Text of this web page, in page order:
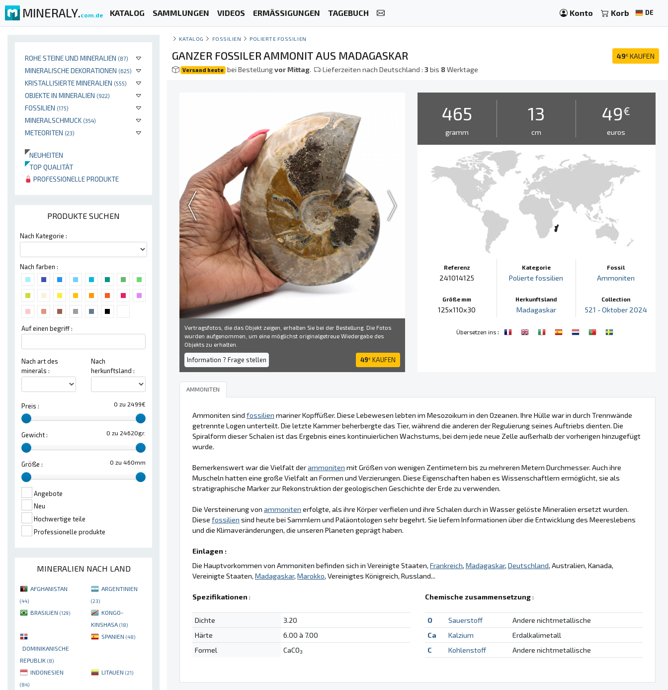
MINERALY.com.de KATALOG SAMMLUNGEN VIDEOS ERMÄSSIGUNGEN TAGEBUCH Konto Korb DE
ROHE STEINE UND MINERALIEN (87)
MINERALISCHE DEKORATIONEN (625)
KRISTALLISIERTE MINERALIEN (555)
OBJEKTE IN MINERALIEN (922)
FOSSILIEN (175)
MINERALSCHMUCK (354)
METEORITEN (23)
NEUHEITEN
TOP QUALITÄT
PROFESSIONELLE PRODUKTE
PRODUKTE SUCHEN
Nach Kategorie :
Nach farben :
Auf einen begriff :
Nach art des
minerals :
Nach
herkunftsland :
0 zu 2499€
Preis :
0 zu 24620gr.
Gewicht :
0 zu 460mm
Größe :
Angebote
Neu
Hochwertige teile
Professionelle produkte
MINERALIEN NACH LAND
AFGHANISTAN
(44)
ARGENTINIEN
(23)
BRASILIEN (129)
KONGO-
KINSHASA (18)
DOMINIKANISCHE
REPUBLIK (8)
SPANIEN (48)
INDONESIEN
(84)
LITAUEN (21)
KATALOG FOSSILIEN POLIERTE FOSSILIEN
49€ KAUFEN
GANZER FOSSILER AMMONIT AUS MADAGASKAR
Versand heute bei Bestellungvor Mittag. Lieferzeiten nach Deutschland :3bis 8Werktage
Vertragsfotos, die das Objekt zeigen, erhalten Sie bei der Bestellung. Die Fotos
wurden aufgenommen, um eine möglichst originalgetreue Wiedergabe des
Objekts zu erhalten.
Information ? Frage stellen 49€ KAUFEN
465
gramm
13
cm
49€
euros
Referenz
241014125
Größe mm
125x110x30
Kategorie
Polierte fossilien
Herkunftsland
Madagaskar
Fossil
Ammoniten
Collection
521 - Oktober 2024
Übersetzen ins :
AMMONITEN
Ammoniten sind fossilien mariner Kopffüßer. Diese Lebewesen lebten im Mesozoikum in den Ozeanen. Ihre Hülle war in durch Trennwände
getrennte Logen unterteilt. Die letzte Kammer beherbergte das Tier, während die anderen der Regulierung seines Auftriebs dienten. Die
Spiralform dieser Schalen ist das Ergebnis eines kontinuierlichen Wachstums, bei dem jede neue Zelle außerhalb der vorherigen hinzugefügt
wurde.
Bemerkenswert war die Vielfalt derammoniten mit Größen von wenigen Zentimetern bis zu mehreren Metern Durchmesser. Auch ihre
Muscheln hatten eine große Vielfalt an Formen und Verzierungen. Diese Eigenschaften haben es Wissenschaftlern ermöglicht, sie als
stratigraphische Marker zur Rekonstruktion der geologischen Geschichte der Erde zu verwenden.
Die Versteinerung von ammoniten erfolgte, als ihre Körper verfielen und ihre Schalen durch in Wasser gelöste Mineralien ersetzt wurden.
Diese fossilien sind heute bei Sammlern und Paläontologen sehr begehrt. Sie liefern Informationen über die Entwicklung des Meereslebens
und die Klimaveränderungen, die unseren Planeten geprägt haben.
Einlagen :
Die Hauptvorkommen von Ammoniten befinden sich in Vereinigte Staaten, Frankreich, Madagaskar, Deutschland, Australien, Kanada,
Vereinigte Staaten, Madagaskar, Marokko, Vereinigtes Königreich, Russland...
Spezifikationen :
Dichte
3.20
Härte
6.00 à 7.00
Formel
CaCO3
Chemische zusammensetzung:
O Sauerstoff
Andere nichtmetallische
Ca
Kalzium
Erdalkalimetall
C
Kohlenstoff Andere nichtmetallische